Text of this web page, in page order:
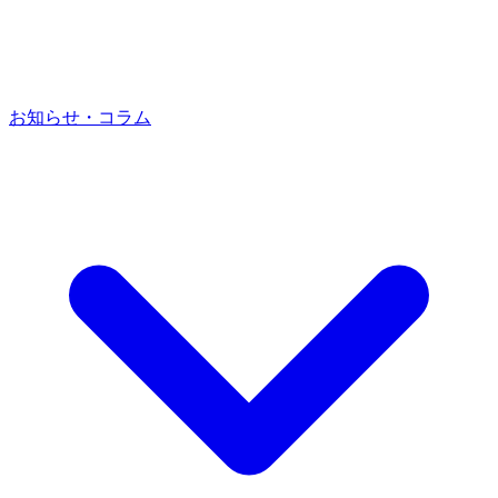
お知らせ・コラム